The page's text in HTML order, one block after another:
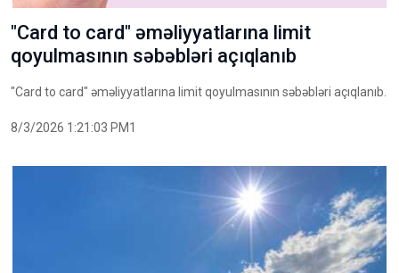
"Card to card" əməliyyatlarına limit
qoyulmasının səbəbləri açıqlanıb
"Card to card" əməliyyatlarına limit qoyulmasının səbəbləri açıqlanıb.
8/3/2026 1:21:03 PM1